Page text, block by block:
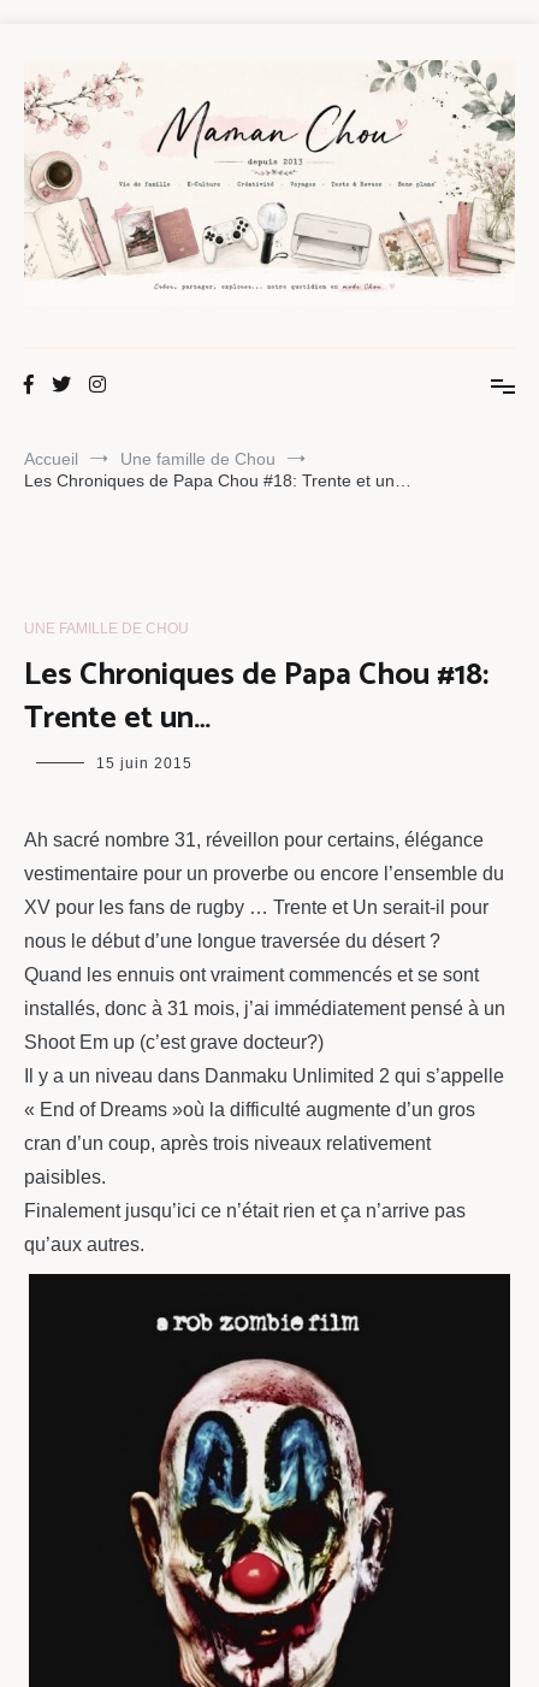
contenu
Maman Chou
Accueil
Une famille de Chou
Les Chroniques de Papa Chou #18: Trente et un…
UNE FAMILLE DE CHOU
Les Chroniques de Papa Chou #18:
Trente et un…
maman
15 juin 2015
Ah sacré nombre 31, réveillon pour certains, élégance
vestimentaire pour un proverbe ou encore l’ensemble du
XV pour les fans de rugby … Trente et Un serait-il pour
nous le début d’une longue traversée du désert ?
Quand les ennuis ont vraiment commencés et se sont
installés, donc à 31 mois, j’ai immédiatement pensé à un
Shoot Em up (c’est grave docteur?)
Il y a un niveau dans Danmaku Unlimited 2 qui s’appelle
« End of Dreams »où la difficulté augmente d’un gros
cran d’un coup, après trois niveaux relativement
paisibles.
Finalement jusqu’ici ce n’était rien et ça n’arrive pas
qu’aux autres.